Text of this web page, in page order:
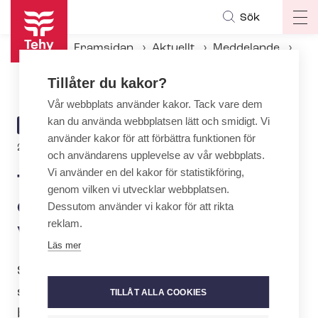
Hoppa
huvudinnehåll
Sök
Framsidan Aktuellt
Meddelande
ARTICLE
CATEGORY
MEDDELANDE
23.2.2026 | 14:00
Tehy: Ett till strejkvarsel för
den privata so­ci­al­ser­
vicebran­schen
Sote ry, för­hand­lings­or­ga­ni­sa­tio­nen för
social- och hälsovårdssektorn, som
består av Tehy, SuPer och Erto, har
Tillåter du kakor?
Vår webbplats använder kakor. Tack vare dem
kan du använda webbplatsen lätt och smidigt. Vi
använder kakor för att förbättra funktionen för
och användarens upplevelse av vår webbplats.
Vi använder en del kakor för statistikföring,
genom vilken vi utvecklar webbplatsen.
Dessutom använder vi kakor för att rikta
reklam.
Läs mer
TILLÅT ALLA COOKIES